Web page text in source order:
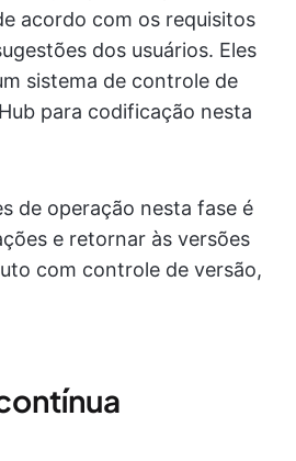
acordo com os requisitos
dos usuários. Eles
sistema de controle de
para codificação nesta
de operação nesta fase é
e retornar às versões
com controle de versão,